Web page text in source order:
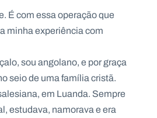
É com essa operação que
minha experiência com
sou angolano, e por graça
seio de uma família cristã.
em Luanda. Sempre
estudava, namorava e era